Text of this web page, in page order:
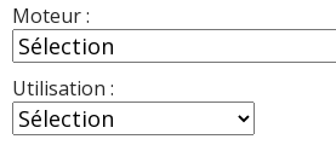
Moteur :
Utilisation :